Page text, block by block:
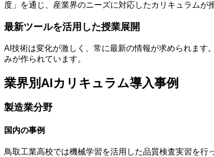
度」を通じ、産業界のニーズに対応したカリキュラムが
最新ツールを活用した授業展開
AI技術は変化が激しく、常に最新の情報が求められます
みが作られています。
業界別AIカリキュラム導入事例
製造業分野
国内の事例
鳥取工業高校では機械学習を活用した品質検査実習を